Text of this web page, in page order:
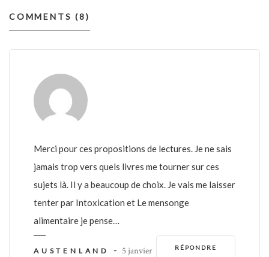
COMMENTS (8)
​Merci pour ces propositions de lectures. Je ne sais
jamais trop vers quels livres me tourner sur ces
sujets là. Il y a beaucoup de choix. Je vais me laisser
tenter par Intoxication et Le mensonge
alimentaire je pense… ​
RÉPONDRE
AUSTENLAND - 5 janvier